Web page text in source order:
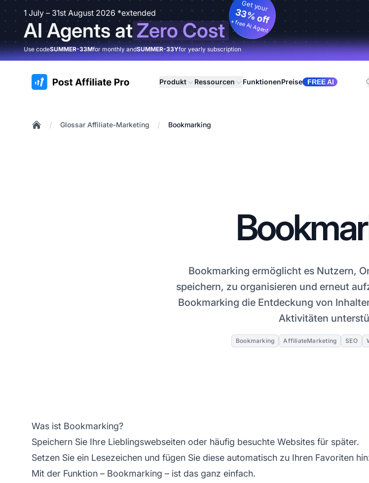
1 July – 31st August 2026 *extended
AI Agents atZero Cost
Get your
33% off
+ free AI Agent
Use codeSUMMER-33Mfor monthly andSUMMER-33Yfor yearly subscription
:site.title Produkt Ressourcen FunktionenPreise FREE AI
/ Glossar Affiliate-Marketing / Bookmarking
Bookmarking ermöglicht es Nutzern,
speichern, zu organisieren und erneut
Bookmarking die Entdeckung von
Aktivitäten
Bookmarking AffiliateMarketing SEO
Was ist Bookmarking?
Speichern Sie Ihre Lieblingswebseiten oder häufig besuchte Websites für später.
Setzen Sie ein Lesezeichen und fügen Sie diese automatisch zu Ihren Favoriten
Mit der Funktion – Bookmarking – ist das ganz einfach.